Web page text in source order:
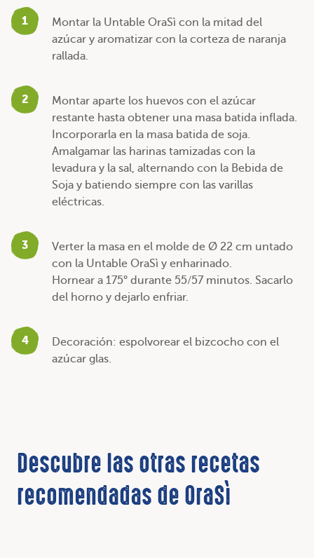
1
Montar la Untable OraSì con la mitad del
azúcar y aromatizar con la corteza de naranja
rallada.
2
Montar aparte los huevos con el azúcar
restante hasta obtener una masa batida inflada.
Incorporarla en la masa batida de soja.
Amalgamar las harinas tamizadas con la
levadura y la sal, alternando con la Bebida de
Soja y batiendo siempre con las varillas
eléctricas.
3
Verter la masa en el molde de Ø 22 cm untado
con la Untable OraSì y enharinado.
Hornear a 175° durante 55/57 minutos. Sacarlo
del horno y dejarlo enfriar.
4
Decoración: espolvorear el bizcocho con el
azúcar glas.
Descubre las otras recetas
recomendadas de OraSì